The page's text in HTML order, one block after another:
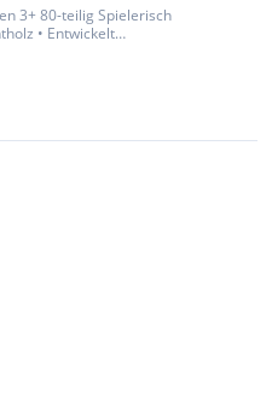
3+ 80-teilig Spielerisch
• Entwickelt